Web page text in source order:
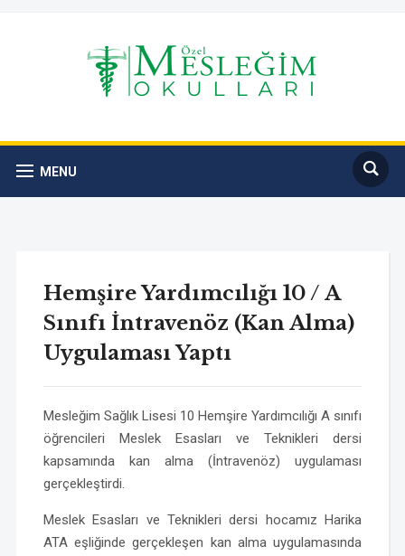
MENU
Hemşire Yardımcılığı 10 / A
Sınıfı İntravenöz (Kan Alma)
Uygulaması Yaptı
Mesleğim Sağlık Lisesi 10 Hemşire Yardımcılığı A sınıfı
öğrencileri Meslek Esasları ve Teknikleri dersi
kapsamında kan alma (İntravenöz) uygulaması
gerçekleştirdi.
Meslek Esasları ve Teknikleri dersi hocamız Harika
ATA eşliğinde gerçekleşen kan alma uygulamasında